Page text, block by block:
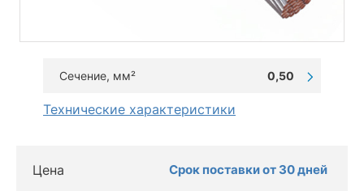
Сечение, мм² 0,50
Технические характеристики
Цена Срок поставки от 30 дней